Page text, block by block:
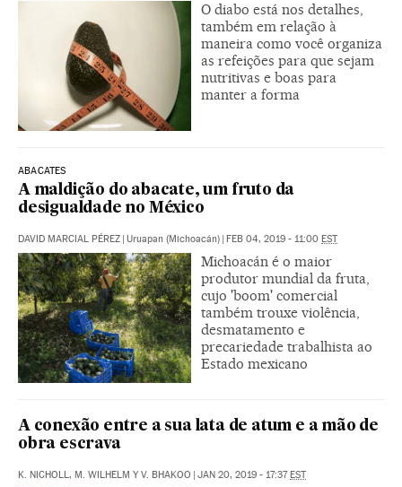
O diabo está nos detalhes,
também em relação à
maneira como você organiza
as refeições para que sejam
nutritivas e boas para
manter a forma
ABACATES
A maldição do abacate, um fruto da
desigualdade no México
DAVID MARCIAL PÉREZ | Uruapan (Michoacán) | FEB 04, 2019 - 11:00 EST
Michoacán é o maior
produtor mundial da fruta,
cujo 'boom' comercial
também trouxe violência,
desmatamento e
precariedade trabalhista ao
Estado mexicano
A conexão entre a sua lata de atum e a mão de
obra escrava
K. NICHOLL, M. WILHELM Y V. BHAKOO | JAN 20, 2019 - 17:37EST